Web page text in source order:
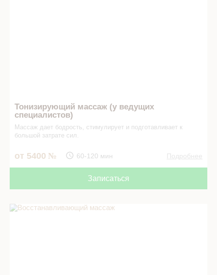
Тонизирующий массаж (у ведущих
специалистов)
Массаж дает бодрость, стимулирует и подготавливает к
большой затрате сил.
от 5400 60-120 мин Подробнее
Записаться
Восстанавливающий массаж в СПА салоне